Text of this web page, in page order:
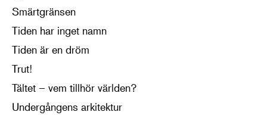
Smärtgränsen
Tiden har inget namn
Tiden är en dröm
Trut!
Tältet – vem tillhör världen?
Undergångens arkitektur